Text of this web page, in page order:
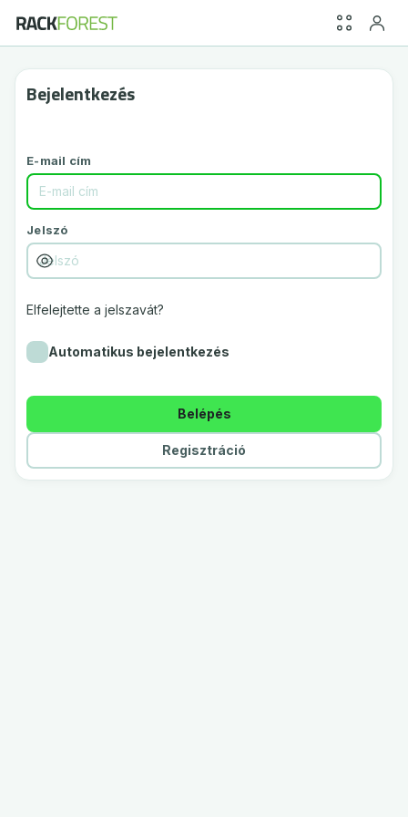
Bejelentkezés
E-mail cím
Jelszó
Elfelejtette a jelszavát?
Automatikus bejelentkezés
Belépés
Regisztráció